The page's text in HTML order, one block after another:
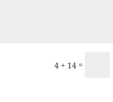
4 + 14 =